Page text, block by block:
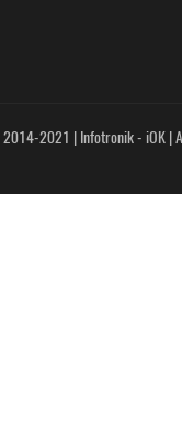
2021 | Infotronik - iOK |